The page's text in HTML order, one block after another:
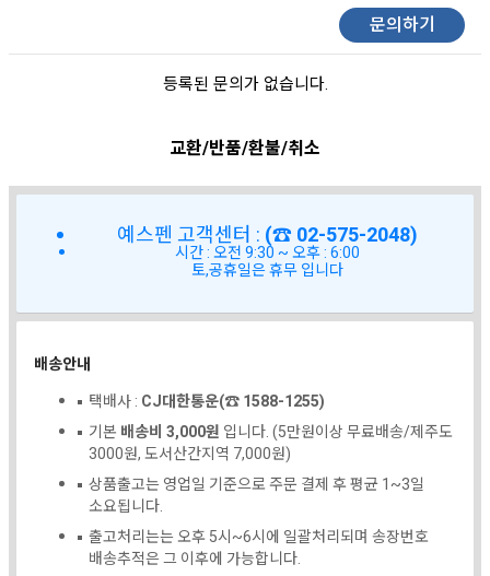
문의하기
등록된 문의가 없습니다.
교환/반품/환불/취소
예스펜 고객센터 : (☎ 02-575-2048)
시간 : 오전 9:30 ~ 오후 : 6:00
토,공휴일은 휴무 입니다
배송안내
택배사 : CJ대한통운(☎ 1588-1255)
기본 배송비 3,000원 입니다. (5만원이상 무료배송/제주도
3000원, 도서산간지역 7,000원)
상품출고는 영업일 기준으로 주문 결제 후 평균 1~3일
소요됩니다.
출고처리는는 오후 5시~6시에 일괄처리되며 송장번호
배송추적은 그 이후에 가능합니다.